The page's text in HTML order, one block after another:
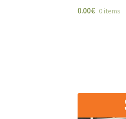
0.00€ 0 items